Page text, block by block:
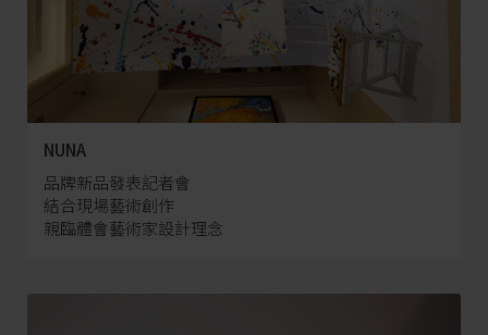
NUNA
品牌新品發表記者會
結合現場藝術創作
親臨體會藝術家設計理念